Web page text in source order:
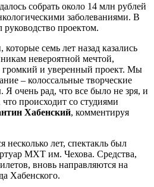
собрать около 14 млн рублей
заболеваниями. В
руководство проектом.
которые семь лет назад казались
невероятной мечтой,
громкий и уверенный проект. Мы
– колоссальные творческие
очень рад, что все было не зря, и
происходит со студиями
Хабенский, комментируя
несколько лет, спектакль был
МХТ им. Чехова. Средства,
вновь направляются на
Хабенского.